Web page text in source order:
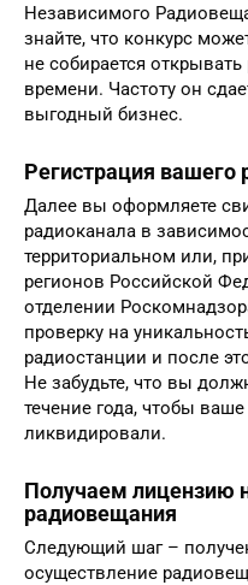
Независимого
знайте, что конкурс
не собирается
времени. Частоту он
выгодный бизнес.
Регистрация
Далее вы оформляете
радиоканала в
территориальном или,
регионов Российской
отделении
проверку на
радиостанции и после
Не забудьте, что вы
течение года, чтобы
ликвидировали.
Получаем лицензию
радиовещания
Следующий шаг –
осуществление